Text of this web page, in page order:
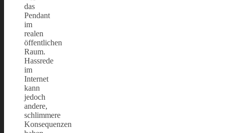
das
Pendant
im
realen
öffentlichen
Raum.
Hassrede
im
Internet
kann
jedoch
andere,
schlimmere
Konsequenzen